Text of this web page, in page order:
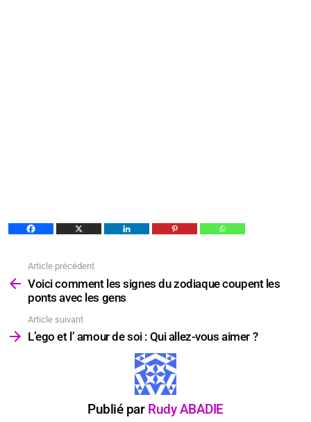
plus
Article précédent
Voici comment les signes du zodiaque coupent les
ponts avec les gens
Article suivant
L’ego et l’ amour de soi : Qui allez-vous aimer ?
Publié par Rudy ABADIE